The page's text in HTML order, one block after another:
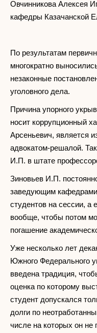
Овчинникова Алексея
кафедры Казачанской
По результатам
многократно
незаконные
уголовного дела.
Причина упорного
носит коррупционный
Арсеньевич, является
адвокатом-решалой.
И.П. в штате
Зиновьев И.П.
заведующим кафедрами
студентов на сессии, а
вообще, чтобы потом
погашение
Уже несколько лет
Южного Федерального
введена традиция,
оценка по которому
студент допускался
долги по
числе на которых он не